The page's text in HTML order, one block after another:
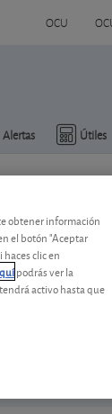
OCU
Útiles
Alertas
obtener información
el botón "Aceptar
clic en
podrás ver la
activo hasta que